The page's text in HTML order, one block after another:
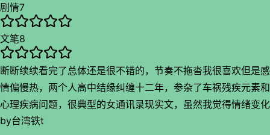
也很立体的一个反派，特别是恐怖片那段吓死我了，而且小说世
界和现实居然被串成了一个环是我没想到的，看到这个时间闭环
我还是丢掉脑子吧我想不明白，但是书中结局走向都没变我倒是
觉得很好的一个剧情设定，有细微变化但是不会改变结局，特别
是好朋友死的那一段真是感到命运的无力啊，别扭也是闹得恰到
好处，给感情升温造了个好势，但是我不是很喜欢比如主角有点
万人迷？虽然她没有傲慢但是为了凸显她魅力写一些这样的情节
我觉得好无聊，甚至原男主也喜欢上她了？所以这个关于吃醋的
剧情7
文笔8
断断续续看完了总体还是很不错的，节奏不拖沓我很喜欢但是感
情偏慢热，两个人高中结缘纠缠十二年，参杂了车祸残疾元素和
心理疾病问题，很典型的女通讯录现实文，虽然我觉得情绪变化
有点莫名但是你女主有病那我就释怀了吧，高中两个人暗戳戳很
by台湾铁t